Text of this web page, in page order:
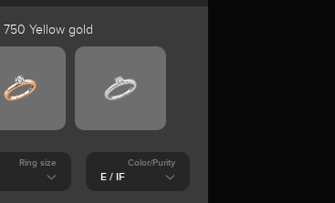
750 Yellow gold
Ring size Color/Purity